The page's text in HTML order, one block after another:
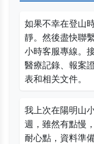
如果不幸在登山
靜。然後盡快聯
小時客服專線。
醫療記錄、報案
表和相关文件。
我上次在陽明山
週，雖然有點慢
耐心點，資料準